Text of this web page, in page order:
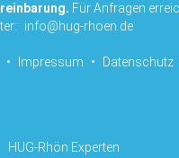
Für Anfragen
info@hug-rhoen.de
• Impressum • Datenschutz
HUG-Rhön Experten